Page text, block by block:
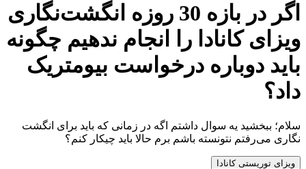
اگر در بازه 30 روزه انگشت‌نگاری
کانادا را انجام ندهیم چگونه
درخواست بیومتریک
یه سوال داشتم اگه در زمانی که باید برای انگشت
نتونسته باشم برم حالا باید چیکار کنم؟
کانادا